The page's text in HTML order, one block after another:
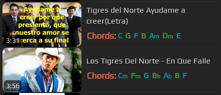
3:31
Tigres del Norte Ayudame a
creer(Letra)
Chords: C G F B Am Dm E
3:56
Los Tigres Del Norte - En Que Falle
Chords: Cm Fm G Bb Ab B F